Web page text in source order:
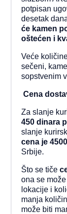
potpisan
desetak
će kamen
oštećen i
Veće
sečeni,
sopstvenim
Cena
Za slanje
450 dinara
slanje
cena je 4500
Srbije.
Što se tiče
ona se
lokacije i
manja
može biti